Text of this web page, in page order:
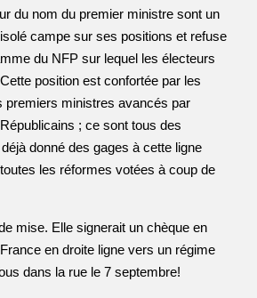
du nom du premier ministre sont un
campe sur ses positions et refuse
du NFP sur lequel les électeurs
position est confortée par les
premiers ministres avancés par
; ce sont tous des
donné des gages à cette ligne
les réformes votées à coup de
de mise. Elle signerait un chèque en
en droite ligne vers un régime
dans la rue le 7 septembre!